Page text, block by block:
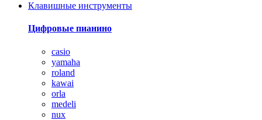
Клавишные инструменты
Цифровые пианино
casio
yamaha
roland
kawai
orla
medeli
nux